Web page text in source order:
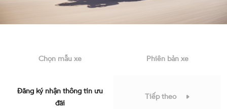
Chọn mẫu xe Phiên bản xe
Đăng ký nhận thông tin ưu
đãi
Tiếp theo